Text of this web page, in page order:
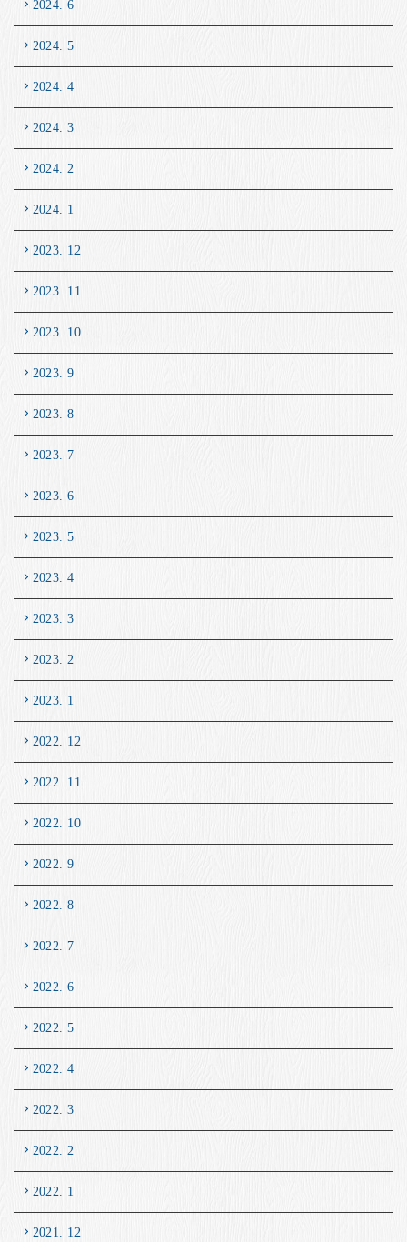
2024. 6
2024. 5
2024. 4
2024. 3
2024. 2
2024. 1
2023. 12
2023. 11
2023. 10
2023. 9
2023. 8
2023. 7
2023. 6
2023. 5
2023. 4
2023. 3
2023. 2
2023. 1
2022. 12
2022. 11
2022. 10
2022. 9
2022. 8
2022. 7
2022. 6
2022. 5
2022. 4
2022. 3
2022. 2
2022. 1
2021. 12